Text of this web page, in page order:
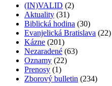
(IN)VALID (2)
Aktuality (31)
Biblická hodina (30)
Evanjelická Bratislava (22)
Kázne (201)
Nezaradené (63)
Oznamy (22)
Prenosy (1)
Zborový bulletin (234)